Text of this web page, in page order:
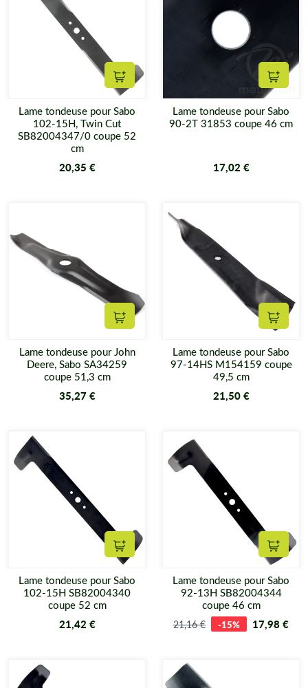
Ajouter au panier
Lame tondeuse pour Sabo
102-15H, Twin Cut
SB82004347/0 coupe 52
cm
20,35 €
Lame tondeuse pour Sabo
90-2T 31853 coupe 46 cm
17,02 €
Ajouter au panier
Lame tondeuse pour John
Deere, Sabo SA34259
coupe 51,3 cm
35,27 €
Lame tondeuse pour Sabo
97-14HS M154159 coupe
49,5 cm
21,50 €
Ajouter au panier
Lame tondeuse pour Sabo
102-15H SB82004340
coupe 52 cm
21,42 €
Lame tondeuse pour Sabo
92-13H SB82004344
coupe 46 cm
21,16 € -15% 17,98 €